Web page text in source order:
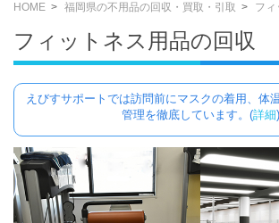
HOME 福岡県の不用品の回収・買取・引取 フ
フィットネス用品の回収
えびすサポートでは訪問前にマスクの着用、体
管理を徹底しています。(詳細)